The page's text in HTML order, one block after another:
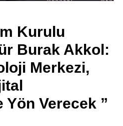
Kurulu
Burak Akkol:
Merkezi,
Yön Verecek ”